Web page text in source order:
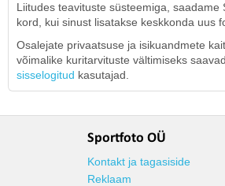
Liitudes teavituste süsteemiga, saadame
kord, kui sinust lisatakse keskkonda uus
Osalejate privaatsuse ja isikuandmete
võimalike kuritarvituste vältimiseks
sisselogitud kasutajad.
Sportfoto OÜ
Kontakt ja tagasiside
Reklaam